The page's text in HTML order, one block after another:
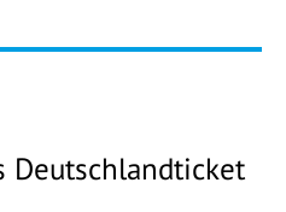
Deutschlandticket